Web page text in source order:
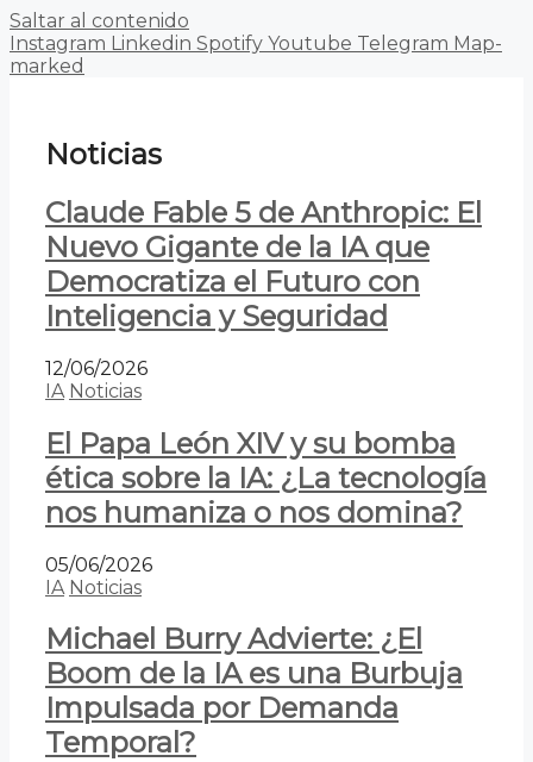
Saltar al contenido
Instagram Linkedin Spotify Youtube Telegram Map-
marked
Noticias
Claude Fable 5 de Anthropic: El
Nuevo Gigante de la IA que
Democratiza el Futuro con
Inteligencia y Seguridad
12/06/2026
IA Noticias
El Papa León XIV y su bomba
ética sobre la IA: ¿La tecnología
nos humaniza o nos domina?
05/06/2026
IA Noticias
Michael Burry Advierte: ¿El
Boom de la IA es una Burbuja
Impulsada por Demanda
Temporal?